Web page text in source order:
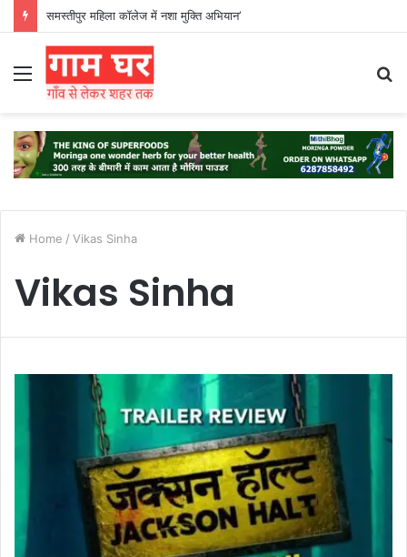
समस्तीपुर महिला कॉलेज में नशा मुक्ति अभियान’
Menu
Home / Vikas Sinha
Vikas Sinha